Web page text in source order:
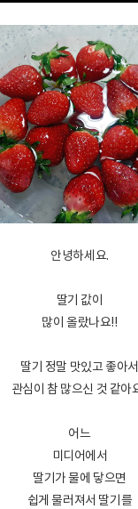
안녕하세요.
딸기 값이
많이 올랐나요!!
딸기 정말 맛있고 좋아서
관심이 참 많으신 것 같아
어느
미디어에서
딸기가 물에 닿으면
쉽게 물러져서 딸기를